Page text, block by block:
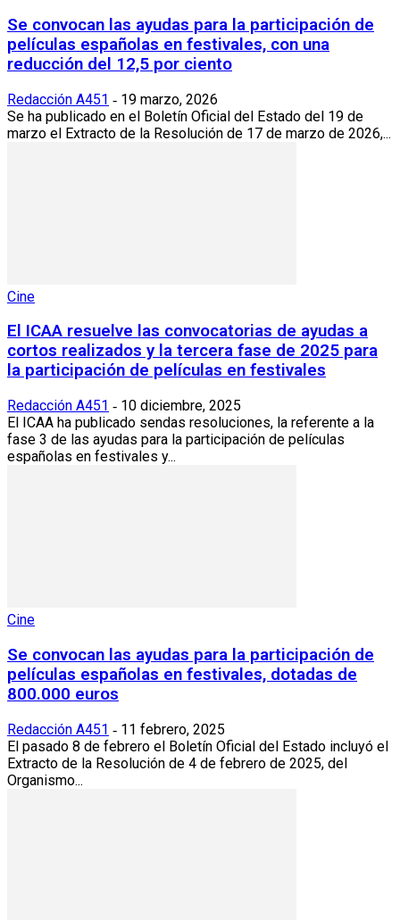
Se convocan las ayudas para la participación de
películas españolas en festivales, con una
reducción del 12,5 por ciento
Redacción A451 - 19 marzo, 2026
Se ha publicado en el Boletín Oficial del Estado del 19 de
marzo el Extracto de la Resolución de 17 de marzo de 2026,...
Cine
El ICAA resuelve las convocatorias de ayudas a
cortos realizados y la tercera fase de 2025 para
la participación de películas en festivales
Redacción A451 - 10 diciembre, 2025
El ICAA ha publicado sendas resoluciones, la referente a la
fase 3 de las ayudas para la participación de películas
españolas en festivales y...
Cine
Se convocan las ayudas para la participación de
películas españolas en festivales, dotadas de
800.000 euros
Redacción A451 - 11 febrero, 2025
El pasado 8 de febrero el Boletín Oficial del Estado incluyó el
Extracto de la Resolución de 4 de febrero de 2025, del
Organismo...